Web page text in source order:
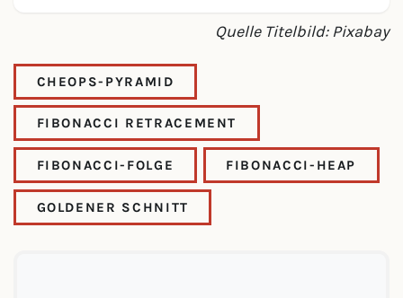
Quelle Titelbild: Pixabay
CHEOPS-PYRAMID
FIBONACCI RETRACEMENT
FIBONACCI-FOLGE FIBONACCI-HEAP
GOLDENER SCHNITT